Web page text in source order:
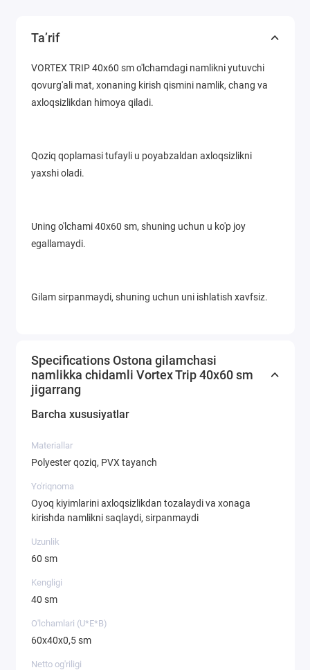
Ta’rif
VORTEX TRIP 40x60 sm o'lchamdagi namlikni yutuvchi
qovurg'ali mat, xonaning kirish qismini namlik, chang va
axloqsizlikdan himoya qiladi.
Qoziq qoplamasi tufayli u poyabzaldan axloqsizlikni
yaxshi oladi.
Uning o'lchami 40x60 sm, shuning uchun u ko'p joy
egallamaydi.
Gilam sirpanmaydi, shuning uchun uni ishlatish xavfsiz.
Specifications Ostona gilamchasi
namlikka chidamli Vortex Trip 40х60 sm
jigarrang
Barcha xususiyatlar
Materiallar
Polyester qoziq, PVX tayanch
Yo'riqnoma
Oyoq kiyimlarini axloqsizlikdan tozalaydi va xonaga
kirishda namlikni saqlaydi, sirpanmaydi
Uzunlik
60 sm
Kengligi
40 sm
O'lchamlari (U*E*B)
60х40х0,5 sm
Netto og'riligi